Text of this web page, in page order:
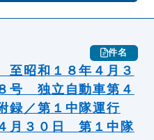
件名
昭和１８年４月３
独立自動車第４
録／第１中隊運行
月３０日 第１中隊